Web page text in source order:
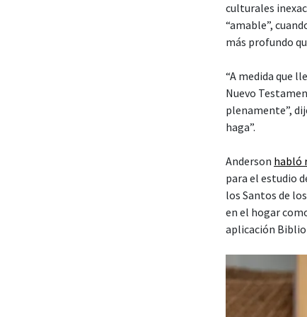
culturales
“amable”,
más profundo
“A medida que
Nuevo
plenamente”,
haga”.
Anderson habló
para el estudio
los Santos de
en el hogar
aplicación